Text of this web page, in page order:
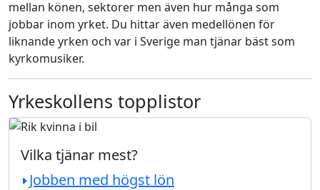
mellan könen, sektorer men även hur många som
jobbar inom yrket. Du hittar även medellönen för
liknande yrken och var i Sverige man tjänar bäst som
kyrkomusiker.
Yrkeskollens topplistor
Vilka tjänar mest?
Jobben med högst lön